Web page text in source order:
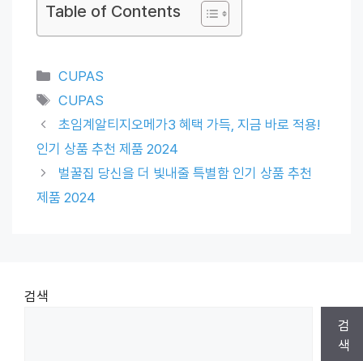
Table of Contents
Categories
CUPAS
Tags
CUPAS
초임계알티지오메가3 혜택 가득, 지금 바로 적용!
인기 상품 추천 제품 2024
벌꿀집 당신을 더 빛내줄 특별함 인기 상품 추천
제품 2024
검색
검
색